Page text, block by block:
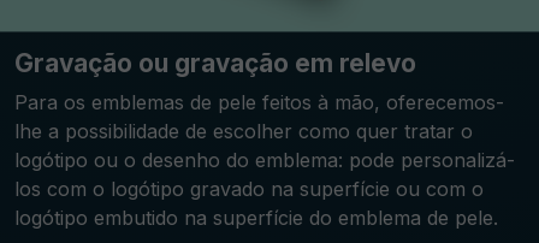
Gravação ou gravação em relevo
Para os emblemas de pele feitos à mão, oferecemos-
lhe a possibilidade de escolher como quer tratar o
logótipo ou o desenho do emblema: pode personalizá-
los com o logótipo gravado na superfície ou com o
logótipo embutido na superfície do emblema de pele.